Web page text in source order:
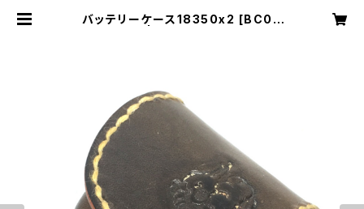
バッテリーケース18350x2 [BC00